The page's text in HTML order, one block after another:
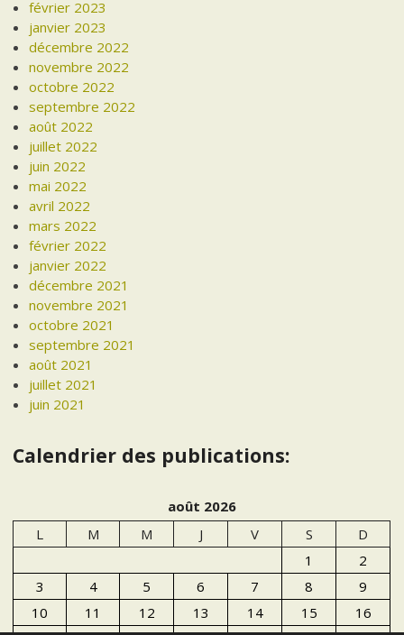
février 2023
janvier 2023
décembre 2022
novembre 2022
octobre 2022
septembre 2022
août 2022
juillet 2022
juin 2022
mai 2022
avril 2022
mars 2022
février 2022
janvier 2022
décembre 2021
novembre 2021
octobre 2021
septembre 2021
août 2021
juillet 2021
juin 2021
Calendrier des publications:
août 2026
L
M M J V S
D
1
2
3
4 5 6 7 8
9
10
11 12 13 14 15
16